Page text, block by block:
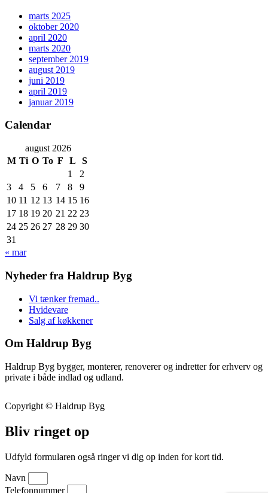
marts 2025
oktober 2020
april 2020
marts 2020
september 2019
august 2019
juni 2019
april 2019
januar 2019
Calendar
august 2026
M Ti O To F L
S
1
2
3
4 5 6 7 8
9
10 11 12 13 14 15 16
17 18 19 20 21 22 23
24 25 26 27 28 29 30
31
« mar
Nyheder fra Haldrup Byg
Vi tænker fremad..
Hvidevare
Salg af køkkener
Om Haldrup Byg
Haldrup Byg bygger, monterer, renoverer og indretter for erhverv og
private i både indlad og udland.
Copyright © Haldrup Byg
Bliv ringet op
Udfyld formularen også ringer vi dig op inden for kort tid.
Navn
Telefonnummer